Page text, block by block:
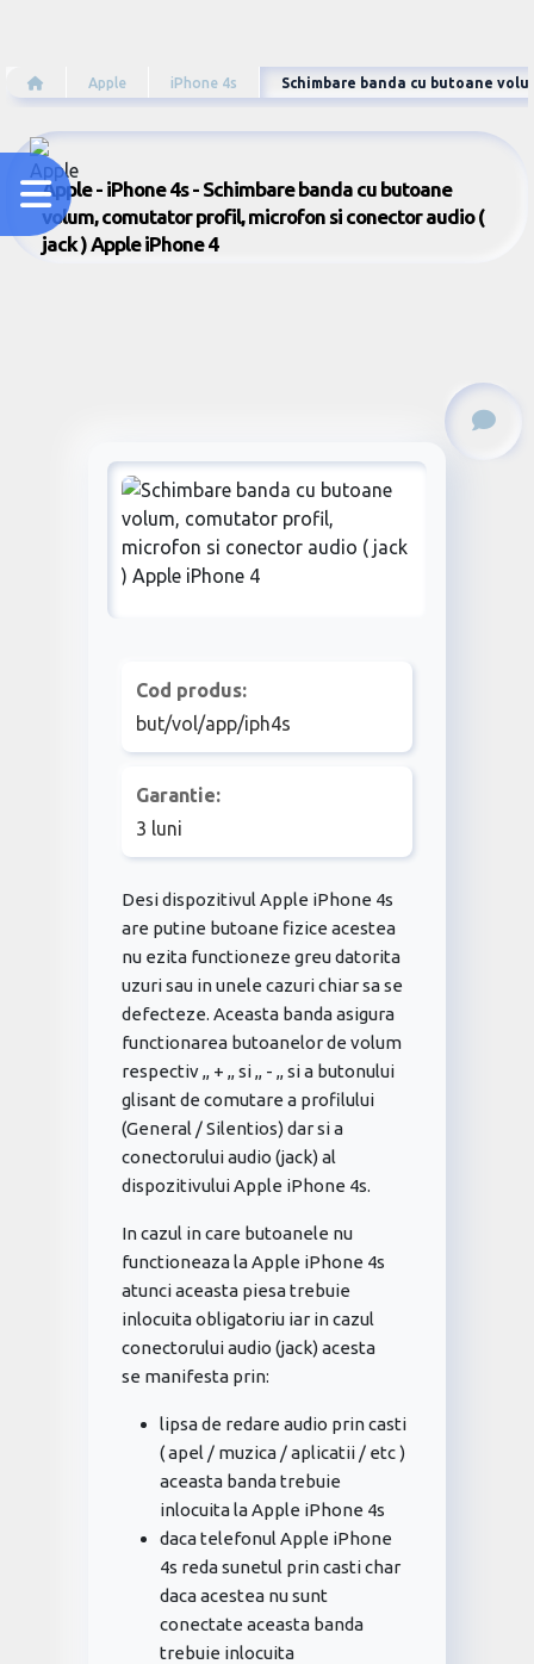
Apple iPhone 4s Schimbare banda cu butoane
Apple - iPhone 4s - Schimbare banda cu butoane
volum, comutator profil, microfon si conector audio (
jack ) Apple iPhone 4
Cod produs:
but/vol/app/iph4s
Garantie:
3 luni
Desi dispozitivul Apple iPhone 4s
are putine butoane fizice acestea
nu ezita functioneze greu datorita
uzuri sau in unele cazuri chiar sa se
defecteze. Aceasta banda asigura
functionarea butoanelor de volum
respectiv ,, + ,, si ,, - ,, si a butonului
glisant de comutare a profilului
(General / Silentios) dar si a
conectorului audio (jack) al
dispozitivului Apple iPhone 4s.
In cazul in care butoanele nu
functioneaza la Apple iPhone 4s
atunci aceasta piesa trebuie
inlocuita obligatoriu iar in cazul
conectorului audio (jack) acesta
se manifesta prin:
lipsa de redare audio prin casti
( apel / muzica / aplicatii / etc )
aceasta banda trebuie
inlocuita la Apple iPhone 4s
daca telefonul Apple iPhone
4s reda sunetul prin casti char
daca acestea nu sunt
conectate aceasta banda
trebuie inlocuita